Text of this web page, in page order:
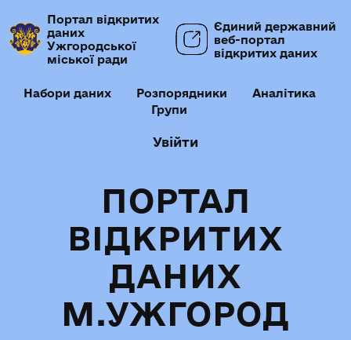
Портал відкритих
даних
Ужгородської
міської ради
Єдиний державний
веб-портал
відкритих даних
Набори даних Розпорядники
Аналітика
Групи
Увійти
ПОРТАЛ
ВІДКРИТИХ
ДАНИХ
М.УЖГОРОД